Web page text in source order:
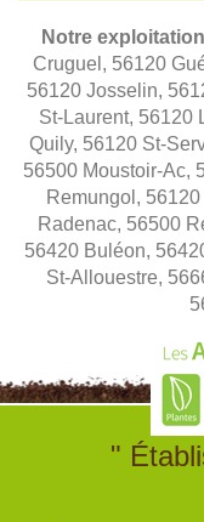
Notre
Cruguel, 56120
56120 Josselin,
St-Laurent, 56120
Quily, 56120 St-
56500 Moustoir-Ac,
Remungol,
Radenac, 56500
56420 Buléon,
St-Allouestre,
"